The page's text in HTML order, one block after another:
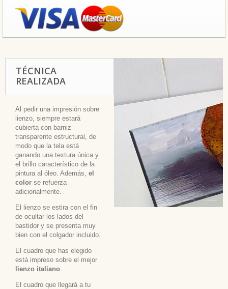
TÉCNICA
REALIZADA
Al pedir una impresión sobre
lienzo, siempre estará
cubierta con barniz
transparente estructural, de
modo que la tela está
ganando una textura única y
el brillo característico de la
pintura al óleo. Además, el
color se refuerza
adicionalmente.
El lienzo se estira con el fin
de ocultar los lados del
bastidor y se presenta muy
bien con el colgador incluido.
El cuadro que has elegido
está impreso sobre el mejor
lienzo italiano
El cuadro que llegará a tu